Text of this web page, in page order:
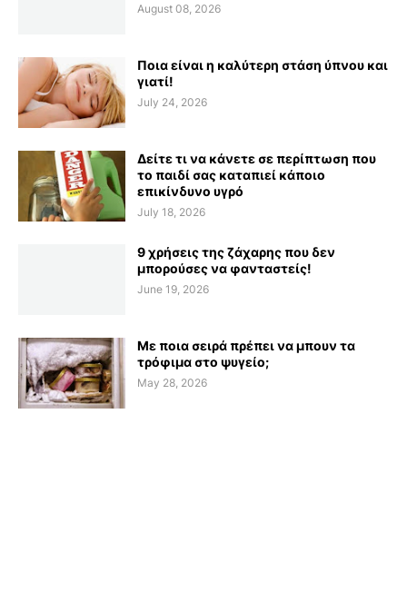
August 08, 2026
Ποια είναι η καλύτερη στάση ύπνου και
γιατί!
July 24, 2026
Δείτε τι να κάνετε σε περίπτωση που
το παιδί σας καταπιεί κάποιο
επικίνδυνο υγρό
July 18, 2026
9 χρήσεις της ζάχαρης που δεν
μπορούσες να φανταστείς!
June 19, 2026
Με ποια σειρά πρέπει να μπουν τα
τρόφιμα στο ψυγείο;
May 28, 2026